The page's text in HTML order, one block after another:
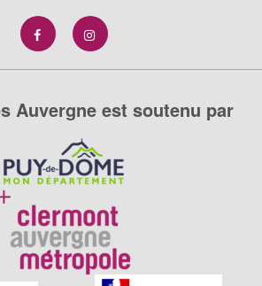
Auvergne est soutenu par